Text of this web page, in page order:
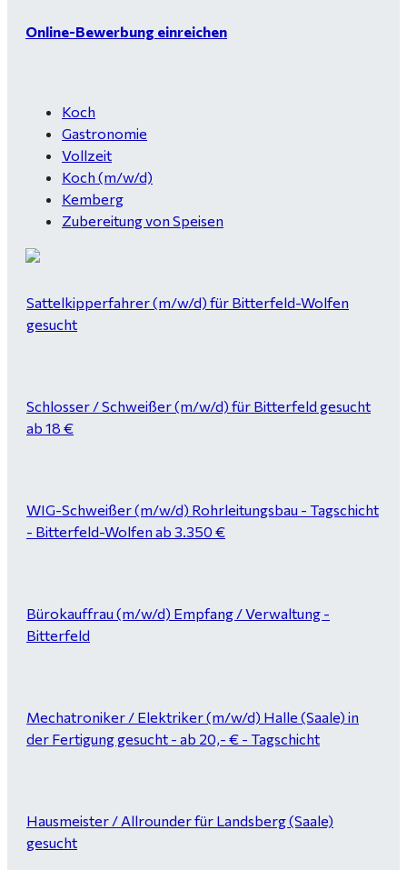
Online-Bewerbung einreichen
Koch
Gastronomie
Vollzeit
Koch (m/w/d)
Kemberg
Zubereitung von Speisen
Sattelkipperfahrer (m/w/d) für Bitterfeld-Wolfen
gesucht
Schlosser / Schweißer (m/w/d) für Bitterfeld gesucht
ab 18 €
WIG-Schweißer (m/w/d) Rohrleitungsbau - Tagschicht
- Bitterfeld-Wolfen ab 3.350 €
Bürokauffrau (m/w/d) Empfang / Verwaltung -
Bitterfeld
Mechatroniker / Elektriker (m/w/d) Halle (Saale) in
der Fertigung gesucht - ab 20,- € - Tagschicht
Hausmeister / Allrounder für Landsberg (Saale)
gesucht